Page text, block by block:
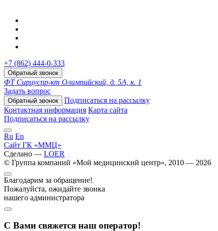
+7 (862) 444-0-333
Обратный звонок
ФТ Сириуспр-кт Олимпийский, д. 5А, к. 1
Задать вопрос
Обратный звонок
Подписаться на рассылку
Контактная информация Карта сайта
Подписаться на рассылку
Ru En
Сайт ГК «ММЦ»
Сделано — LOER
© Группа компаний «Мой медицинский центр», 2010 — 2026
Благодарим за обращение!
Пожалуйста, ожидайте звонка
нашего администратора
С Вами свяжется наш оператор!